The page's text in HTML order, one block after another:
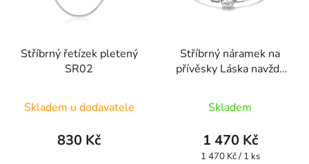
Stříbrný řetízek pletený
SR02
Skladem u dodavatele
830 Kč
Stříbrný náramek na
přívěsky Láska navždy
hodnocení
produktu
je
Skladem
1 470 Kč
Měrná
1 470 Kč / 1 ks